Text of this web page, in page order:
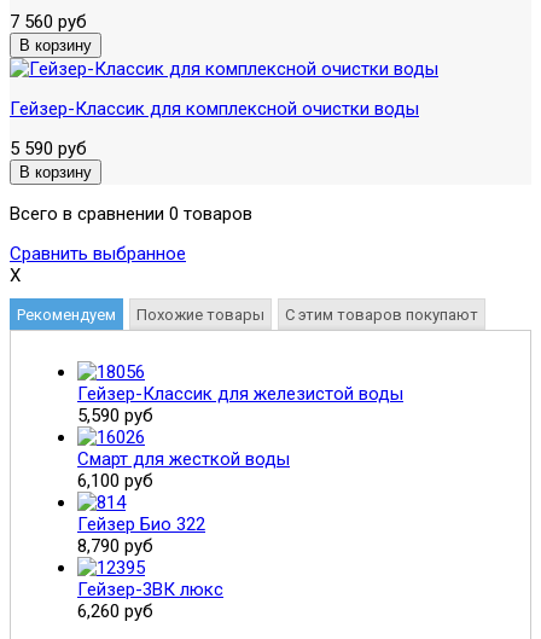
7 560 руб
Гейзер-Классик для комплексной очистки воды
5 590 руб
Всего в сравнении 0 товаров
Сравнить выбранное
X
Рекомендуем
Гейзер-Классик для железистой воды
5,590 руб
Смарт для жесткой воды
6,100 руб
Гейзер Био 322
8,790 руб
Гейзер-3ВК люкс
6,260 руб
Похожие товары С этим товаров покупают